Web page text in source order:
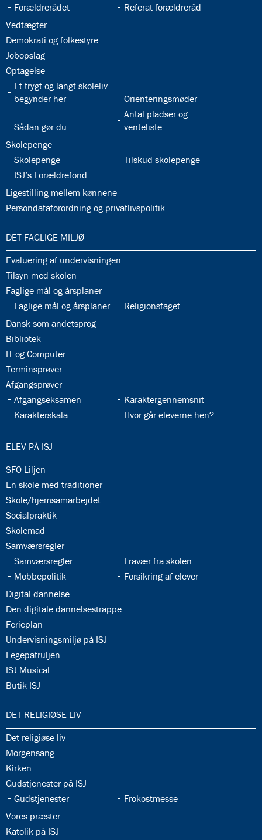
32.22:
Forældrerådet 32.23:
Referat forældreråd
32.24:
Vedtægter
32.25:
Demokrati og folkestyre
32.26:
Jobopslag
32.27:
Optagelse
32.28:
Et trygt og langt skoleliv
begynder her
32.29:
Orienteringsmøder
32.30:
Sådan gør du
32.31:
Antal pladser og
venteliste
32.32:
Skolepenge
32.33:
Skolepenge 32.34:
Tilskud skolepenge
32.35:
ISJ’s Forældrefond
32.36:
Ligestilling mellem kønnene
32.37:
Persondataforordning og privatlivspolitik
33.0:
DET FAGLIGE MILJØ
33.1:
Evaluering af undervisningen
33.2:
Tilsyn med skolen
33.3:
Faglige mål og årsplaner
33.4:
Faglige mål og årsplaner 33.5:
Religionsfaget
33.6:
Dansk som andetsprog
33.7:
Bibliotek
33.8:
IT og Computer
33.9:
Terminsprøver
33.10:
Afgangsprøver
33.11:
Afgangseksamen 33.12:
Karaktergennemsnit
33.13:
Karakterskala 33.14:
Hvor går eleverne hen?
34.0:
ELEV PÅ ISJ
34.1:
SFO Liljen
34.2:
En skole med traditioner
34.3:
Skole/hjemsamarbejdet
34.4:
Socialpraktik
34.5:
Skolemad
34.6:
Samværsregler
34.7:
Samværsregler 34.8:
Fravær fra skolen
34.9:
Mobbepolitik 34.10:
Forsikring af elever
34.11:
Digital dannelse
34.12:
Den digitale dannelsestrappe
34.13:
Ferieplan
34.14:
Undervisningsmiljø på ISJ
34.15:
Legepatruljen
34.16:
ISJ Musical
34.17:
Butik ISJ
35.0:
DET RELIGIØSE LIV
35.1:
Det religiøse liv
35.2:
Morgensang
35.3:
Kirken
35.4:
Gudstjenester på ISJ
35.5:
Gudstjenester 35.6:
Frokostmesse
35.7:
Vores præster
35.8:
Katolik på ISJ